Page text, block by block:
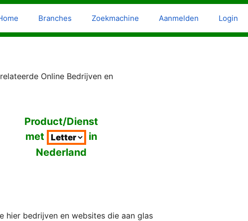
Branches Zoekmachine Aanmelden Login
Online Bedrijven en
Product/Dienst
met
in
Nederland
hier bedrijven en websites die aan glas